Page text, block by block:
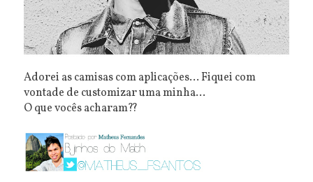
Adorei as camisas com aplicações... Fiquei com
vontade de customizar uma minha...
O que vocês acharam??